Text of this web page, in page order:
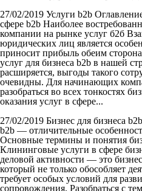
27/02/2019 Услуги b2b
сфере b2b Наиболее
компании на рынке услуг б2б
юридических лиц является
приносит прибыль обеим
услуг для бизнеса b2b в нашей
расширяется, выгоды такого
очевидны. Для начинающих
разобраться во всех тонкостях
оказания услуг в сфере...
27/02/2019 Бизнес для бизнеса b2b
b2b — отличительные
Основные термины и понятия
Клининговые услуги в сфере
деловой активности — это
который не только обособляет
требует особых условий для
сопровождения. Разобраться с